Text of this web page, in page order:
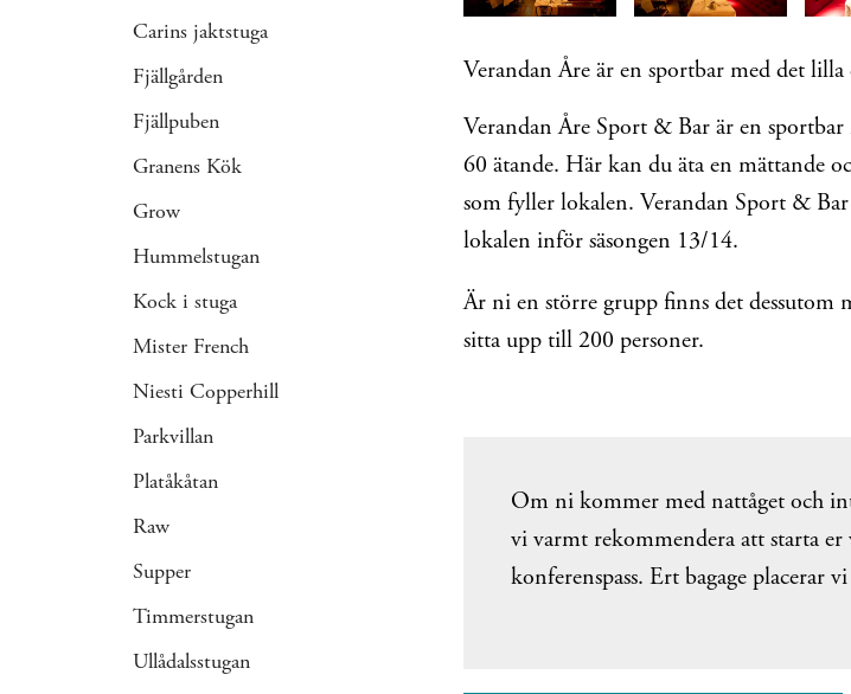
Verandan Åre är en sportbar med det
Verandan Åre Sport & Bar är en
60 ätande. Här kan du äta en mättande
som fyller lokalen. Verandan Sport &
lokalen inför säsongen 13/14.
Är ni en större grupp finns det dessutom
sitta upp till 200 personer.
Om ni kommer med nattåget och
vi varmt rekommendera att starta er
konferenspass. Ert bagage placerar
Carins jaktstuga
Fjällgården
Fjällpuben
Granens Kök
Grow
Hummelstugan
Kock i stuga
Mister French
Niesti Copperhill
Parkvillan
Platåkåtan
Raw
Supper
Timmerstugan
Ullådalsstugan